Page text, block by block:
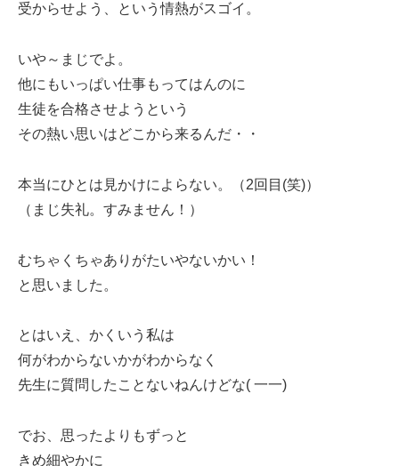
受からせよう、という情熱がスゴイ。
いや～まじでよ。
他にもいっぱい仕事もってはんのに
生徒を合格させようという
その熱い思いはどこから来るんだ・・
本当にひとは見かけによらない。（2回目(笑)）
（まじ失礼。すみません！）
むちゃくちゃありがたいやないかい！
と思いました。
とはいえ、かくいう私は
何がわからないかがわからなく
先生に質問したことないねんけどな( 一一)
でお、思ったよりもずっと
きめ細やかに